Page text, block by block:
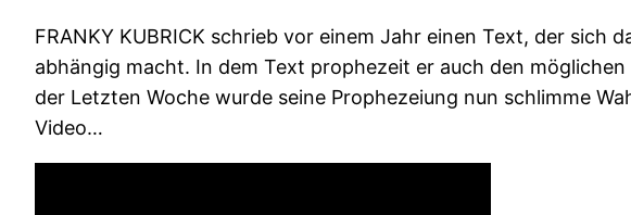
FRANKY KUBRICK schrieb vor einem Jahr einen Text, der sich
abhängig macht. In dem Text prophezeit er auch den
der Letzten Woche wurde seine Prophezeiung nun schlimme
Video…